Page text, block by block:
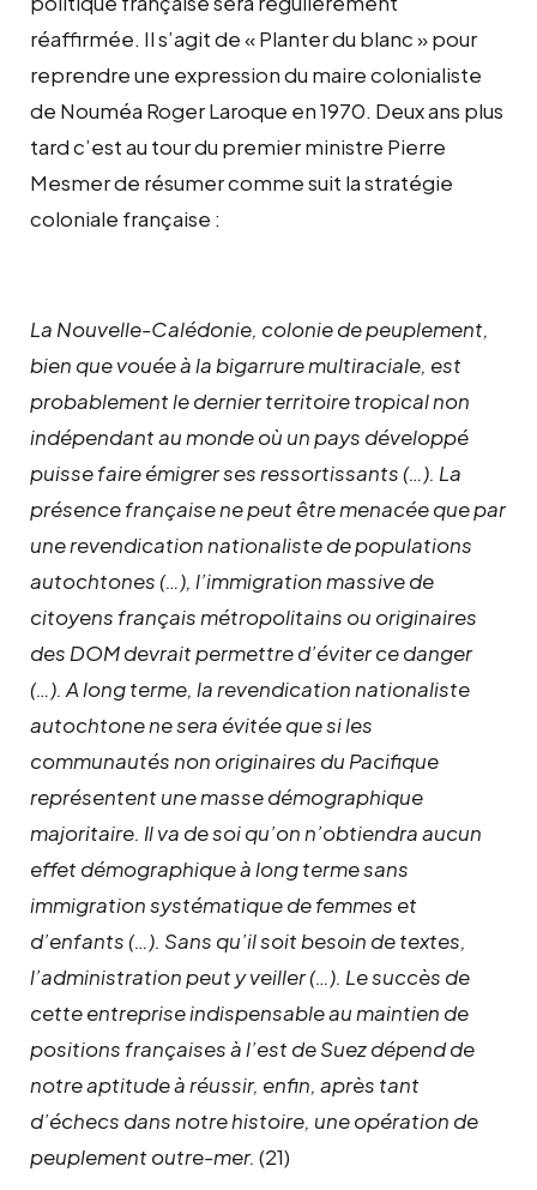
réaffirmée. Il s’agit de « Planter du blanc » pour
reprendre une expression du maire colonialiste
de Nouméa Roger Laroque en 1970. Deux ans plus
tard c’est au tour du premier ministre Pierre
Mesmer de résumer comme suit la stratégie
coloniale française :
La Nouvelle-Calédonie, colonie de peuplement,
bien que vouée à la bigarrure multiraciale, est
probablement le dernier territoire tropical non
indépendant au monde où un pays développé
puisse faire émigrer ses ressortissants (…). La
présence française ne peut être menacée que par
une revendication nationaliste de populations
autochtones (…), l’immigration massive de
citoyens français métropolitains ou originaires
des DOM devrait permettre d’éviter ce danger
(…). A long terme, la revendication nationaliste
autochtone ne sera évitée que si les
communautés non originaires du Pacifique
représentent une masse démographique
majoritaire. Il va de soi qu’on n’obtiendra aucun
effet démographique à long terme sans
immigration systématique de femmes et
d’enfants (…). Sans qu’il soit besoin de textes,
l’administration peut y veiller (…). Le succès de
cette entreprise indispensable au maintien de
positions françaises à l’est de Suez dépend de
notre aptitude à réussir, enfin, après tant
d’échecs dans notre histoire, une opération de
peuplement outre-mer. (21)